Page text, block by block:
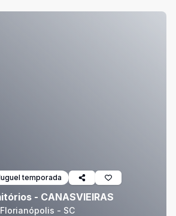
temporada
- CANASVIEIRAS
- SC